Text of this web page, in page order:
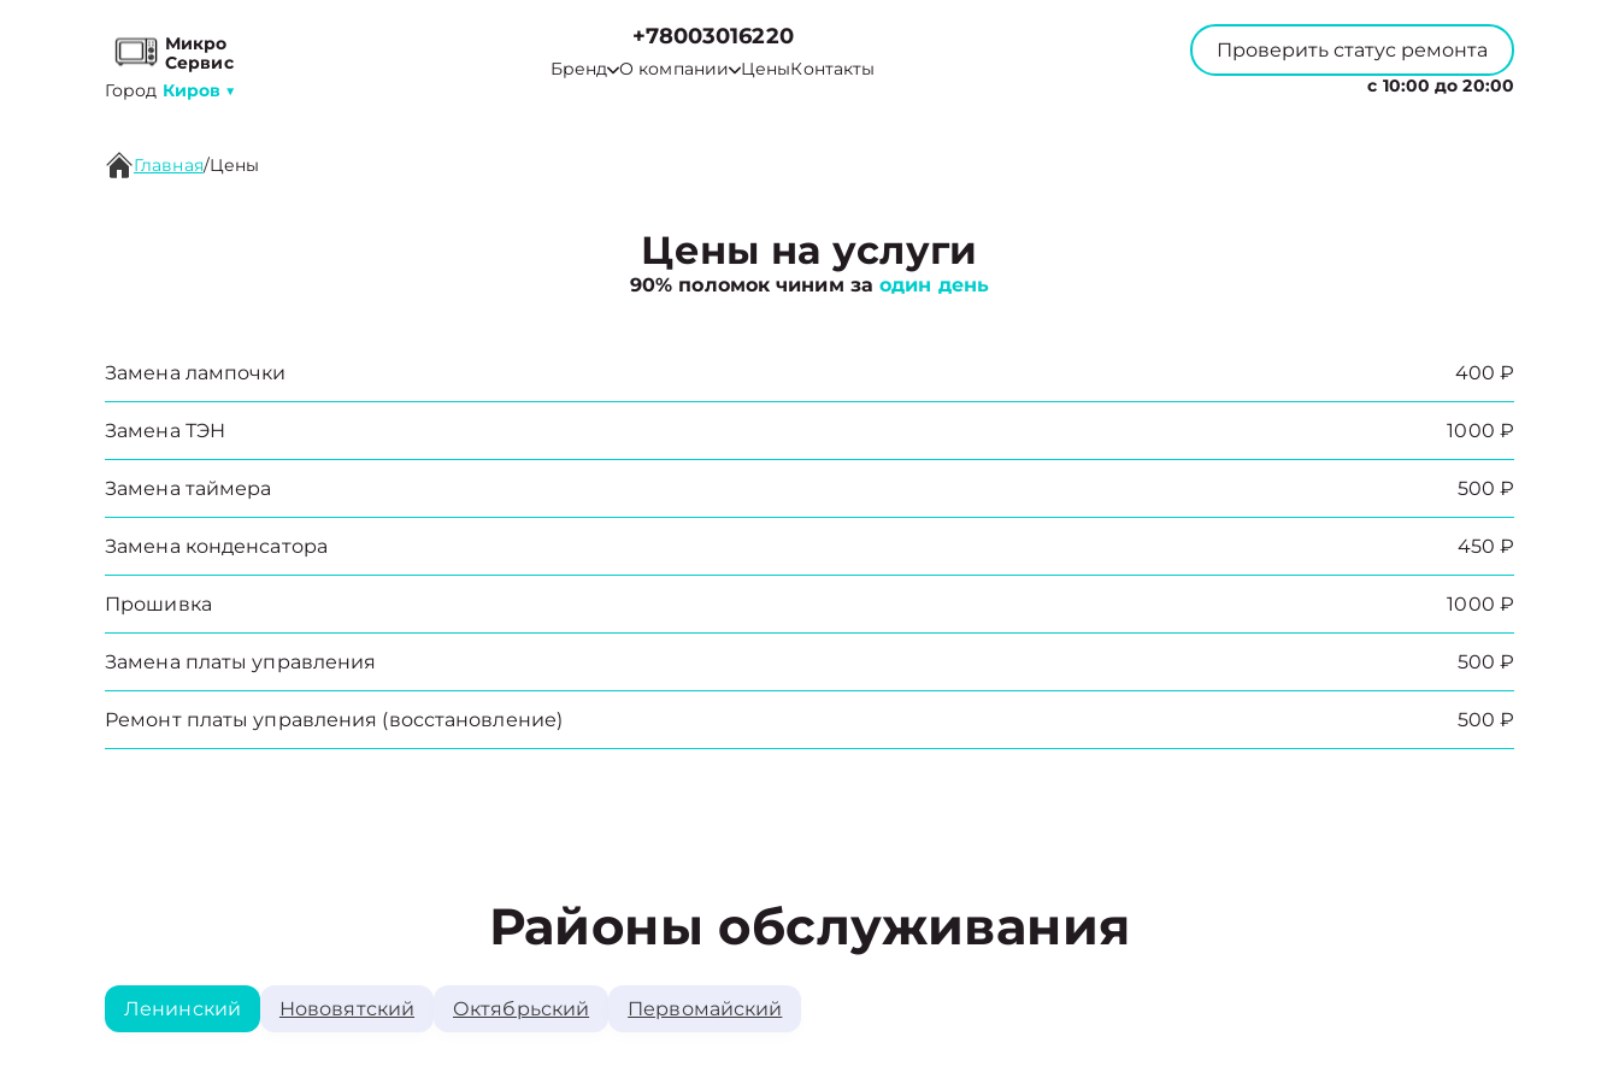
Микро
Сервис
Город Киров ▼
+78003016220
Бренд О компании ЦеныКонтакты
Проверить статус ремонта
с 10:00 до 20:00
Главная/Цены
Цены на услуги
90% поломок чиним заодин день
Замена лампочки 400 ₽
Замена ТЭН 1000 ₽
Замена таймера 500 ₽
Замена конденсатора 450 ₽
Прошивка 1000 ₽
Замена платы управления 500 ₽
Ремонт платы управления (восстановление) 500 ₽
Районы обслуживания
Ленинский Нововятский Октябрьский Первомайский